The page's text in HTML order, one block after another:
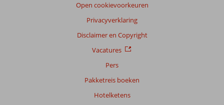
Open cookievoorkeuren
Privacyverklaring
Disclaimer en Copyright
Vacatures
Pers
Pakketreis boeken
Hotelketens